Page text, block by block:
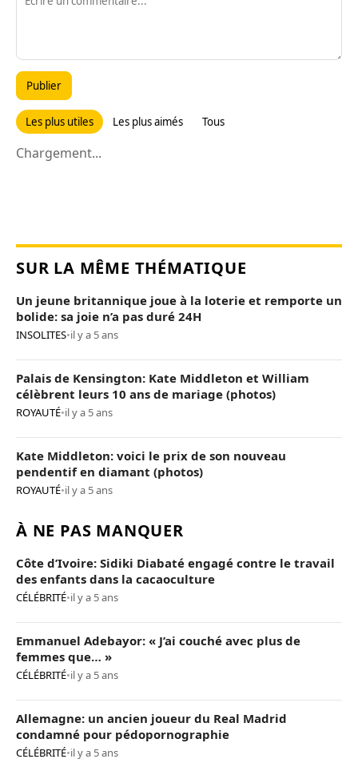
Publier
Les plus utiles Les plus aimés Tous
Chargement...
SUR LA MÊME THÉMATIQUE
Un jeune britannique joue à la loterie et remporte un
bolide: sa joie n’a pas duré 24H
INSOLITES•il y a 5 ans
Palais de Kensington: Kate Middleton et William
célèbrent leurs 10 ans de mariage (photos)
ROYAUTÉ•il y a 5 ans
Kate Middleton: voici le prix de son nouveau
pendentif en diamant (photos)
ROYAUTÉ•il y a 5 ans
À NE PAS MANQUER
Côte d’Ivoire: Sidiki Diabaté engagé contre le travail
des enfants dans la cacaoculture
CÉLÉBRITÉ•il y a 5 ans
Emmanuel Adebayor: « J’ai couché avec plus de
femmes que… »
CÉLÉBRITÉ•il y a 5 ans
Allemagne: un ancien joueur du Real Madrid
condamné pour pédopornographie
CÉLÉBRITÉ•il y a 5 ans